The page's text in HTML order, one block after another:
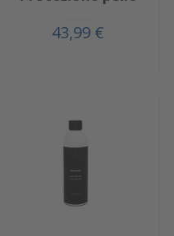
43,99 €